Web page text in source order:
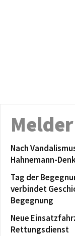
Melder
Nach
Hahnemann-
Tag der
verbindet
Begegnung
Neue
Rettungsdienst